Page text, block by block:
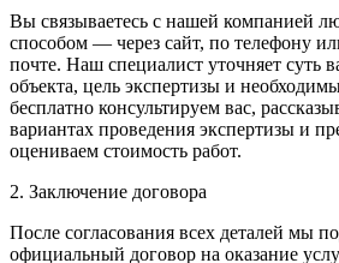
Вы связываетесь с нашей компанией
способом — через сайт, по телефону
почте. Наш специалист уточняет суть
объекта, цель экспертизы и
бесплатно консультируем вас,
вариантах проведения экспертизы и
оцениваем стоимость работ.
2. Заключение договора
После согласования всех деталей мы
официальный договор на оказание